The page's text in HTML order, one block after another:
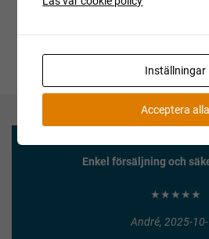
Enkel försäljning och
★★★★★
André, 2025-
Inställningar
Acceptera alla